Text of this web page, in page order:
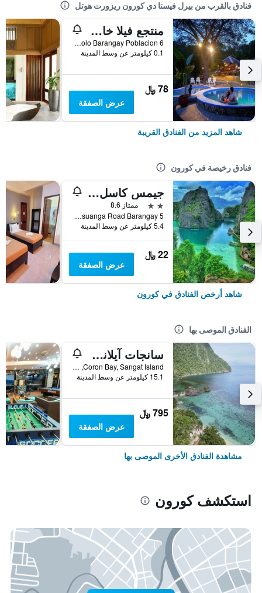
فنادق بالقرب من بيرل فيستا دي كورون ريزورت هوتل
منتجع فيلا خادين جراند فيستا
Sitio Jolo Barangay Poblacion 6, كورون, الفلبين
0.1 كيلومتر عن وسط المدينة
78 ﷼
عرض الصفقة
شاهد المزيد من الفنادق القريبة
فنادق رخيصة في كورون
جيمس كاسل إن
2 نجمتين
ممتاز 8.6
Coron Busuanga Road Barangay 5, كورون, الفلبين
5.4 كيلومتر عن وسط المدينة
22 ﷼
عرض الصفقة
شاهد أرخص الفنادق في كورون
الفنادق الموصى بها
سانجات آيلاند دايف ريزورت
Coron Bay, Sangat Island, كورون, الفلبين
15.1 كيلومتر عن وسط المدينة
795 ﷼
عرض الصفقة
مشاهدة الفنادق الأخرى الموصى بها
استكشف كورون